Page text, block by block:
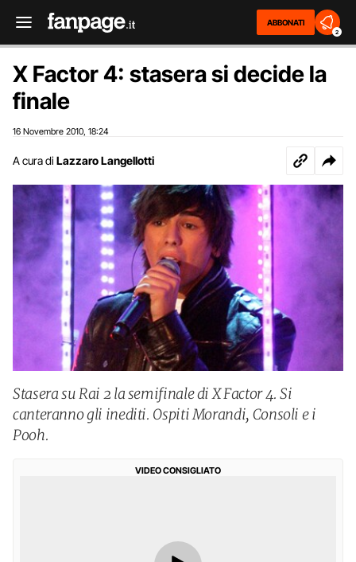
ABBONATI
2
X Factor 4: stasera si decide la
finale
16 Novembre 2010 18:24
A cura di Lazzaro Langellotti
Stasera su Rai 2 la semifinale di X Factor 4. Si
canteranno gli inediti. Ospiti Morandi, Consoli e i
Pooh.
VIDEO CONSIGLIATO